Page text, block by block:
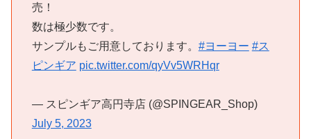
売！
数は極少数です。
サンプルもご用意しております。 #ヨーヨー #ス
ピンギア pic.twitter.com/qyVv5WRHqr
— スピンギア高円寺店 (@SPINGEAR_Shop)
July 5, 2023